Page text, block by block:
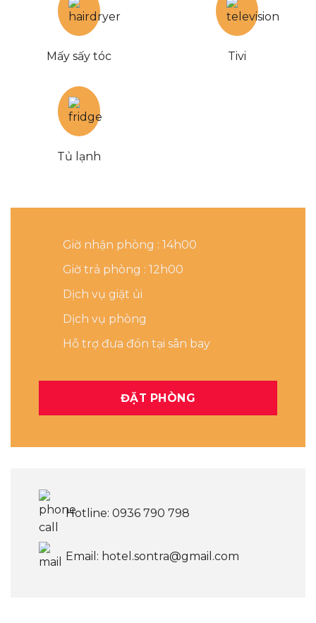
Mấy sấy tóc Tivi
Tủ lạnh
Giờ nhận phòng : 14h00
Giờ trả phòng : 12h00
Dịch vụ giặt ủi
Dịch vụ phòng
Hỗ trợ đưa đón tại sân bay
ĐẶT PHÒNG
Hotline: 0936 790 798
Email: hotel.sontra@gmail.com